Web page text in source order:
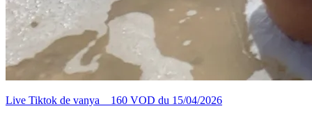
Live Tiktok de vanya__160 VOD du 15/04/2026